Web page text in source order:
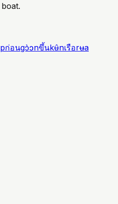
ก่อนgɔ̀ɔnขึ้นkʉ̂nเรือrʉa